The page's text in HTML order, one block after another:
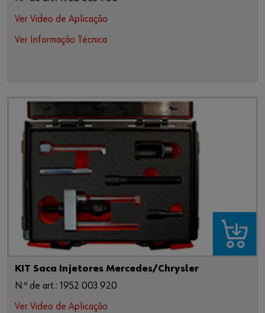
Ver Video de Aplicação
Ver Informação Técnica
KIT Saca Injetores Mercedes/Chrysler
N.º de art.: 1952 003 920
Ver Video de Aplicação